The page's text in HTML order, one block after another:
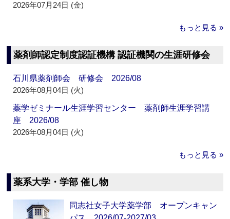
2026年07月24日 (金)
もっと見る »
薬剤師認定制度認証機構 認証機関の生涯研修会
石川県薬剤師会 研修会 2026/08
2026年08月04日 (火)
薬学ゼミナール生涯学習センター 薬剤師生涯学習講
座 2026/08
2026年08月04日 (火)
もっと見る »
薬系大学・学部 催し物
同志社女子大学薬学部 オープンキャン